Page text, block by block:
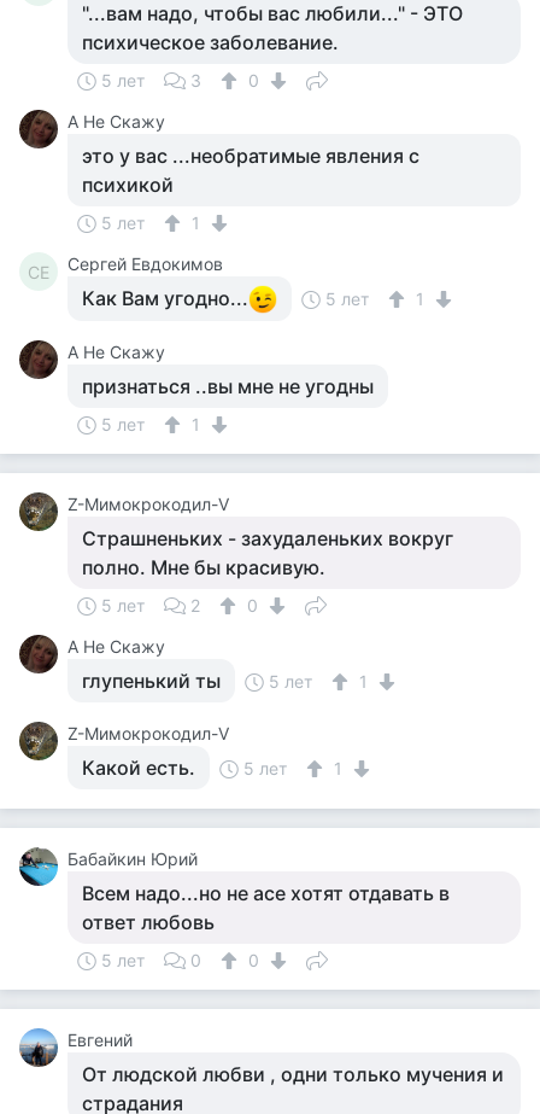
"...вам надо, чтобы вас любили..." - ЭТО
психическое заболевание.
5 лет 3
0
А Не Скажу
это у вас ...необратимые явления с
психикой
5 лет 1
СЕ Сергей Евдокимов
Как Вам угодно... 5 лет 1
А Не Скажу
признаться ..вы мне не угодны
5 лет 1
Z-Мимокрокодил-V
Страшненьких - захудаленьких вокруг
полно. Мне бы красивую.
5 лет 2
0
А Не Скажу
глупенький ты 5 лет 1
Z-Мимокрокодил-V
Какой есть. 5 лет 1
Бабайкин Юрий
Всем надо...но не асе хотят отдавать в
ответ любовь
5 лет 0 0
Евгений
От людской любви , одни только мучения и
страдания